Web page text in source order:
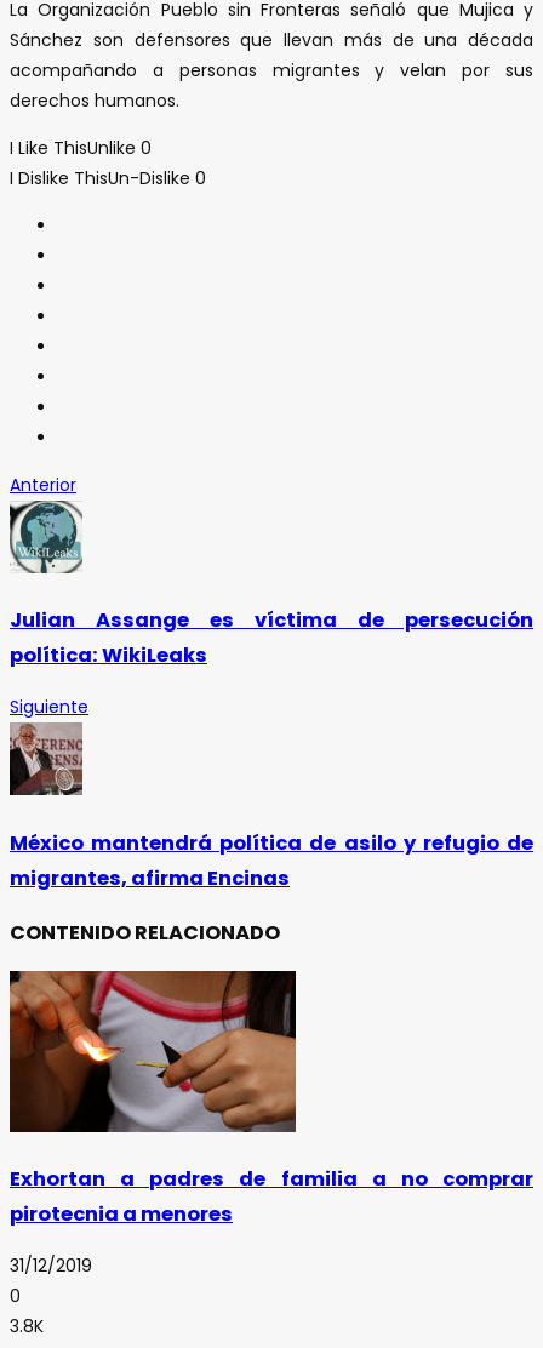
La Organización Pueblo sin Fronteras señaló que Mujica y
Sánchez son defensores que llevan más de una década
acompañando a personas migrantes y velan por sus
derechos humanos.
I Like ThisUnlike 0
I Dislike ThisUn-Dislike 0
Anterior
Julian Assange es víctima de persecución
política: WikiLeaks
Siguiente
México mantendrá política de asilo y refugio de
migrantes, afirma Encinas
CONTENIDO RELACIONADO
Exhortan a padres de familia a no comprar
pirotecnia a menores
31/12/2019
0
3.8K